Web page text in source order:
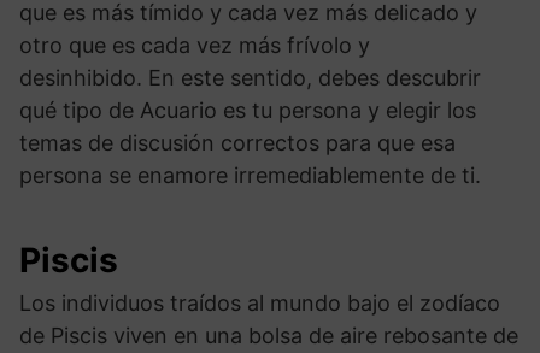
que es más tímido y cada vez más delicado y
otro que es cada vez más frívolo y
desinhibido. En este sentido, debes descubrir
qué tipo de Acuario es tu persona y elegir los
temas de discusión correctos para que esa
persona se enamore irremediablemente de ti.
Piscis
Los individuos traídos al mundo bajo el zodíaco
de Piscis viven en una bolsa de aire rebosante de